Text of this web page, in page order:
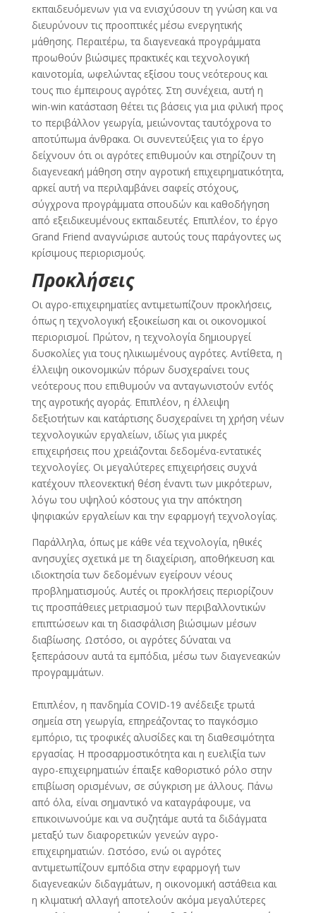
εκπαιδευόμενων για να ενισχύσουν τη γνώση και να
διευρύνουν τις προοπτικές μέσω ενεργητικής
μάθησης. Περαιτέρω, τα διαγενεακά προγράμματα
προωθούν βιώσιμες πρακτικές και τεχνολογική
καινοτομία, ωφελώντας εξίσου τους νεότερους και
τους πιο έμπειρους αγρότες. Στη συνέχεια, αυτή η
win-win κατάσταση θέτει τις βάσεις για μια φιλική προς
το περιβάλλον γεωργία, μειώνοντας ταυτόχρονα το
αποτύπωμα άνθρακα. Οι συνεντεύξεις για το έργο
δείχνουν ότι οι αγρότες επιθυμούν και στηρίζουν τη
διαγενεακή μάθηση στην αγροτική επιχειρηματικότητα,
αρκεί αυτή να περιλαμβάνει σαφείς στόχους,
σύγχρονα προγράμματα σπουδών και καθοδήγηση
από εξειδικευμένους εκπαιδευτές. Επιπλέον, το έργο
Grand Friend αναγνώρισε αυτούς τους παράγοντες ως
κρίσιμους περιορισμούς.
Προκλήσεις
Οι αγρο-επιχειρηματίες αντιμετωπίζουν προκλήσεις,
όπως η τεχνολογική εξοικείωση και οι οικονομικοί
περιορισμοί. Πρώτον, η τεχνολογία δημιουργεί
δυσκολίες για τους ηλικιωμένους αγρότες. Αντίθετα, η
έλλειψη οικονομικών πόρων δυσχεραίνει τους
νεότερους που επιθυμούν να ανταγωνιστούν εν΄τός
της αγροτικής αγοράς. Επιπλέον, η έλλειψη
δεξιοτήτων και κατάρτισης δυσχεραίνει τη χρήση νέων
τεχνολογικών εργαλείων, ιδίως για μικρές
επιχειρήσεις που χρειάζονται δεδομένα-εντατικές
τεχνολογίες. Οι μεγαλύτερες επιχειρήσεις συχνά
κατέχουν πλεονεκτική θέση έναντι των μικρότερων,
λόγω του υψηλού κόστους για την απόκτηση
ψηφιακών εργαλείων και την εφαρμογή τεχνολογίας.
Παράλληλα, όπως με κάθε νέα τεχνολογία, ηθικές
ανησυχίες σχετικά με τη διαχείριση, αποθήκευση και
ιδιοκτησία των δεδομένων εγείρουν νέους
προβληματισμούς. Αυτές οι προκλήσεις περιορίζουν
τις προσπάθειες μετριασμού των περιβαλλοντικών
επιπτώσεων και τη διασφάλιση βιώσιμων μέσων
διαβίωσης. Ωστόσο, οι αγρότες δύναται να
ξεπεράσουν αυτά τα εμπόδια, μέσω των διαγενεακών
προγραμμάτων.
Επιπλέον, η πανδημία COVID-19 ανέδειξε τρωτά
σημεία στη γεωργία, επηρεάζοντας το παγκόσμιο
εμπόριο, τις τροφικές αλυσίδες και τη διαθεσιμότητα
εργασίας. Η προσαρμοστικότητα και η ευελιξία των
αγρο-επιχειρηματιών έπαιξε καθοριστικό ρόλο στην
επιβίωση ορισμένων, σε σύγκριση με άλλους. Πάνω
από όλα, είναι σημαντικό να καταγράφουμε, να
επικοινωνούμε και να συζητάμε αυτά τα διδάγματα
μεταξύ των διαφορετικών γενεών αγρο-
επιχειρηματιών. Ωστόσο, ενώ οι αγρότες
αντιμετωπίζουν εμπόδια στην εφαρμογή των
διαγενεακών διδαγμάτων, η οικονομική αστάθεια και
η κλιματική αλλαγή αποτελούν ακόμα μεγαλύτερες